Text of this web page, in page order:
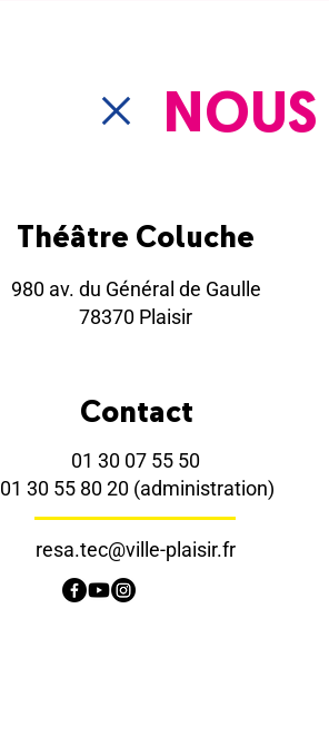
Théâtre Coluche
980 av. du Général de Gaulle
78370 Plaisir
Contact
01 30 07 55 50
01 30 55 80 20 (administration)
resa.tec@ville-plaisir.fr